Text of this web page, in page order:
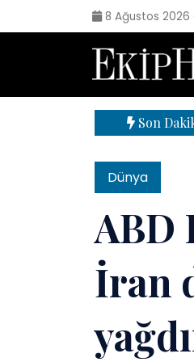
8 Ağustos 2026
Son |
Dünya
ABD
İran